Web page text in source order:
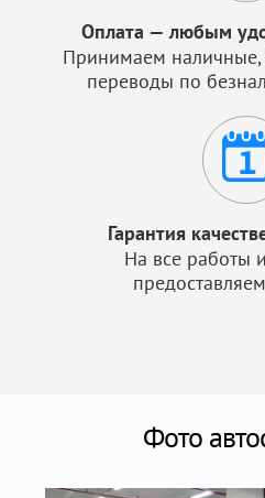
Оплата — любым
Принимаем наличные,
переводы по
Гарантия
На все работы
Фото